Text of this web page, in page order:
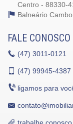
Centro - 88330-
Balneário
FALE CONOSCO
(47) 3011-0121
(47) 99945-4387
ligamos para